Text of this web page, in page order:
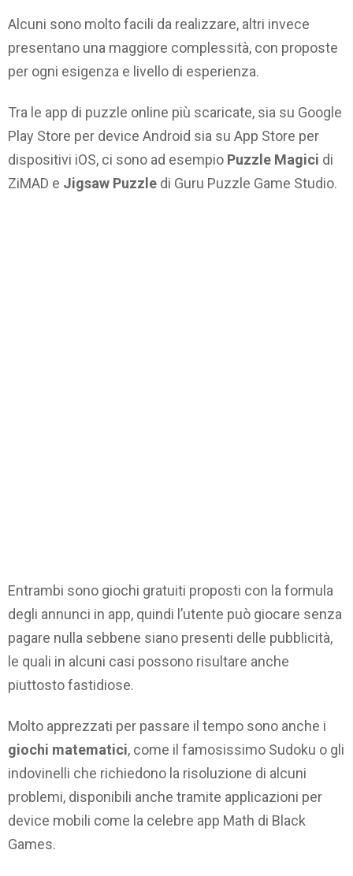
Alcuni sono molto facili da realizzare, altri invece
presentano una maggiore complessità, con proposte
per ogni esigenza e livello di esperienza.
Tra le app di puzzle online più scaricate, sia su Google
Play Store per device Android sia su App Store per
dispositivi iOS, ci sono ad esempio Puzzle Magici di
ZiMAD e Jigsaw Puzzle di Guru Puzzle Game Studio.
Entrambi sono giochi gratuiti proposti con la formula
degli annunci in app, quindi l’utente può giocare senza
pagare nulla sebbene siano presenti delle pubblicità,
le quali in alcuni casi possono risultare anche
piuttosto fastidiose.
Molto apprezzati per passare il tempo sono anche i
giochi matematici, come il famosissimo Sudoku o gli
indovinelli che richiedono la risoluzione di alcuni
problemi, disponibili anche tramite applicazioni per
device mobili come la celebre app Math di Black
Games.